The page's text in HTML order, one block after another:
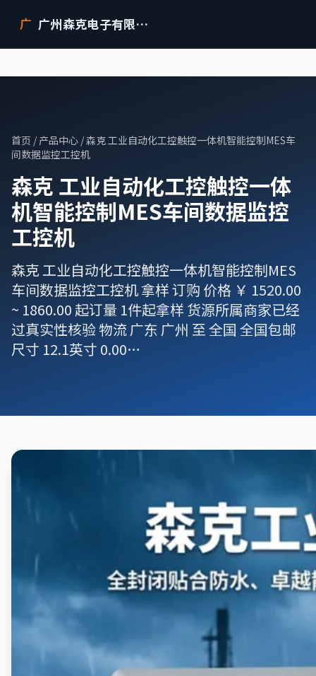
广 广州森克电子有限公司
首页 / 产品中心 / 森克 工业自动化工控触控一体机智能控制MES车
间数据监控工控机
森克 工业自动化工控触控一体
机智能控制MES车间数据监控
工控机
森克 工业自动化工控触控一体机智能控制MES
车间数据监控工控机 拿样 订购 价格 ￥ 1520.00
~ 1860.00 起订量 1件起拿样 货源所属商家已经
过真实性核验 物流 广东 广州 至 全国 全国包邮
尺寸 12.1英寸 0.00…